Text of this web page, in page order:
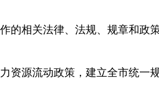
相关法律、法规、规章和政
源流动政策，建立全市统一